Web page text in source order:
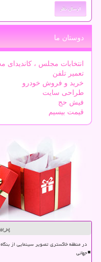
دوستان ما
انتخابات مجلس ، کاندیدای
تعمیر تلفن
خرید و فروش خودرو
طراحی سایت
فیش حج
قیمت بیسیم
در منطقه خاکستری تصویر سینمایی از
جهانی